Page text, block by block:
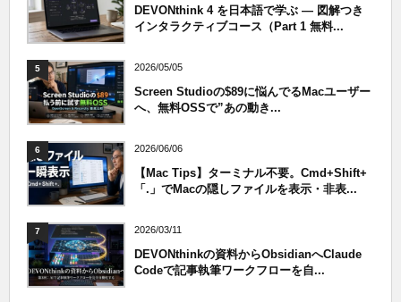
DEVONthink 4 を日本語で学ぶ — 図解つき
インタラクティブコース（Part 1 無料...
5 2026/05/05
Screen Studioの$89に悩んでるMacユーザー
へ、無料OSSで”あの動き...
6 2026/06/06
【Mac Tips】ターミナル不要。Cmd+Shift+
「.」でMacの隠しファイルを表示・非表...
7 2026/03/11
DEVONthinkの資料からObsidianへClaude
Codeで記事執筆ワークフローを自...